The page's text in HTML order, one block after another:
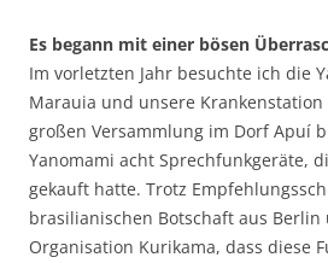
Es begann mit einer bösen
Im vorletzten Jahr besuchte ich die
Marauia und unsere
großen Versammlung im Dorf Apuí
Yanomami acht Sprechfunkgeräte,
gekauft hatte. Trotz
brasilianischen Botschaft aus Berlin
Organisation Kurikama, dass diese